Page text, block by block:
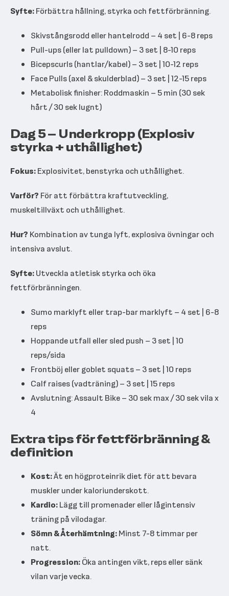
Syfte:Förbättra hållning, styrka och fettförbränning.
Skivstångsrodd eller hantelrodd – 4 set | 6-8 reps
Pull-ups (eller lat pulldown) – 3 set | 8-10 reps
Bicepscurls (hantlar/kabel) – 3 set | 10-12 reps
Face Pulls (axel & skulderblad) – 3 set | 12-15 reps
Metabolisk finisher: Roddmaskin – 5 min (30 sek
hårt / 30 sek lugnt)
Dag 5 – Underkropp (Explosiv
styrka + uthållighet)
Fokus:Explosivitet, benstyrka och uthållighet.
Varför? För att förbättra kraftutveckling,
muskeltillväxt och uthållighet.
Hur? Kombination av tunga lyft, explosiva övningar och
intensiva avslut.
Syfte:Utveckla atletisk styrka och öka
fettförbränningen.
Sumo marklyft eller trap-bar marklyft – 4 set | 6-8
reps
Hoppande utfall eller sled push – 3 set | 10
reps/sida
Frontböj eller goblet squats – 3 set | 10 reps
Calf raises (vadträning) – 3 set | 15 reps
Avslutning: Assault Bike – 30 sek max / 30 sek vila x
4
Extra tips för fettförbränning &
definition
Kost:Ät en högproteinrik diet för att bevara
muskler under kaloriunderskott.
Kardio:Lägg till promenader eller lågintensiv
träning på vilodagar.
Sömn & Återhämtning:Minst 7-8 timmar per
natt.
Progression:Öka antingen vikt, reps eller sänk
vilan varje vecka.